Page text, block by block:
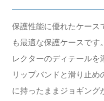
保護性能に優れたケース
も最適な保護ケースで
レクターのディテール
リップバンドと滑り止
に持ったままジョギング